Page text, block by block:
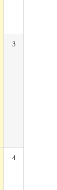
3
4